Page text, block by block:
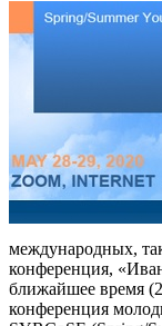
международных,
конференция,
ближайшее время
конференция